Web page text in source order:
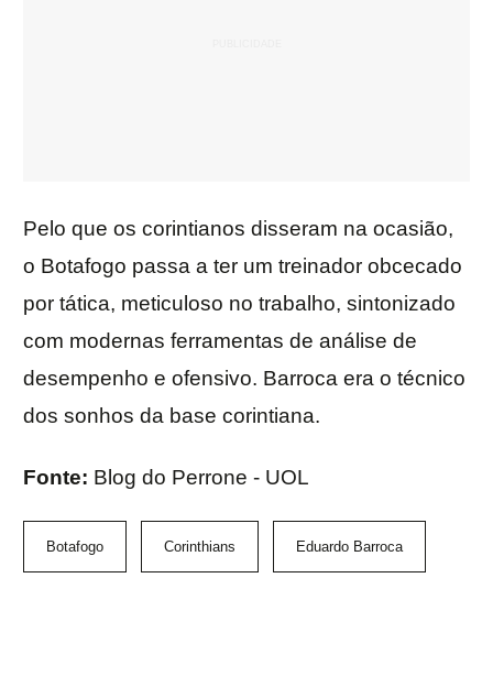
Pelo que os corintianos disseram na ocasião,
o Botafogo passa a ter um treinador obcecado
por tática, meticuloso no trabalho, sintonizado
com modernas ferramentas de análise de
desempenho e ofensivo. Barroca era o técnico
dos sonhos da base corintiana.
Fonte: Blog do Perrone - UOL
Botafogo Corinthians Eduardo Barroca